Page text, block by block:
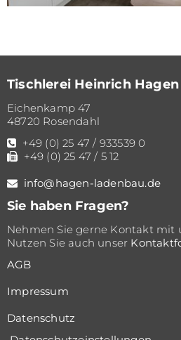
Tischlerei Heinrich Hagen
Eichenkamp 47
48720 Rosendahl
+49 (0) 25 47 / 933539 0
+49 (0) 25 47 / 5 12
info@hagen-ladenbau.de
Sie haben Fragen?
Nehmen Sie gerne Kontakt mit
Nutzen Sie auch unser
AGB
Impressum
Datenschutz